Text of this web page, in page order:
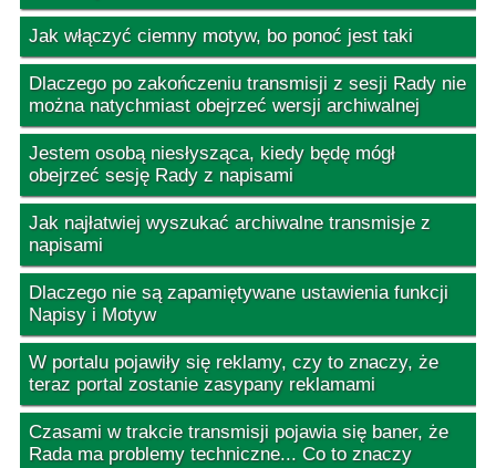
Jak włączyć ciemny motyw, bo ponoć jest taki
Dlaczego po zakończeniu transmisji z sesji Rady nie
można natychmiast obejrzeć wersji archiwalnej
Jestem osobą niesłysząca, kiedy będę mógł
obejrzeć sesję Rady z napisami
Jak najłatwiej wyszukać archiwalne transmisje z
napisami
Dlaczego nie są zapamiętywane ustawienia funkcji
Napisy i Motyw
W portalu pojawiły się reklamy, czy to znaczy, że
teraz portal zostanie zasypany reklamami
Czasami w trakcie transmisji pojawia się baner, że
Rada ma problemy techniczne... Co to znaczy